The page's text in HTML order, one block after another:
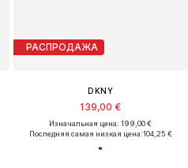
РАСПРОДАЖА
DKNY
139,00 €
Изначальная цена: 199,00 €
Последняя самая низкая цена:104,25 €